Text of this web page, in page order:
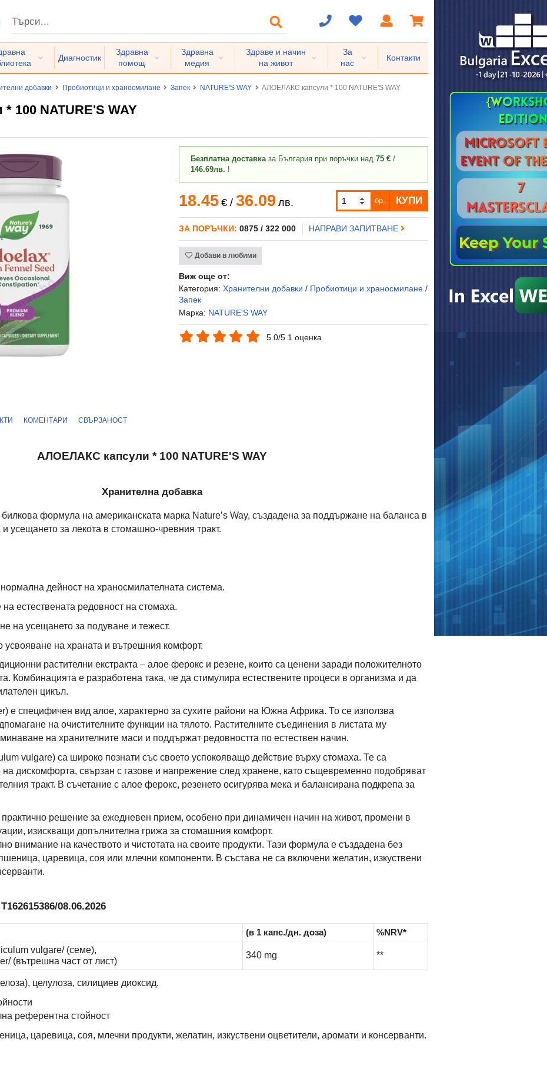
Диагностик
Здравна
помощ
Здравна
медия
Здраве и начин
на живот
За
нас
Контакти
добавки Пробиотици и храносмилане Запек NATURE'S WAY АЛОЕЛАКС капсули * 100 NATURE'S WAY
100 NATURE'S WAY
Безплатна доставказа България при поръчки над 75 € /
146.69лв. !
18.45 €/ 36.09 лв. бр. КУПИ
ЗА ПОРЪЧКИ: 0875 / 322 000 НАПРАВИ ЗАПИТВАНЕ
Добави в любими
Виж още от:
Категория:Хранителни добавки / Пробиотици и храносмилане /
Запек
Марка: NATURE'S WAY
5.0/5 1 оценка
КОМЕНТАРИ СВЪРЗАНОСТ
АЛОЕЛАКС капсули * 100 NATURE'S WAY
Хранителна добавка
формула на американската марка Nature’s Way, създадена за поддържане на баланса в
усещането за лекота в стомашно-чревния тракт.
дейност на храносмилателната система.
естествената редовност на стомаха.
на усещането за подуване и тежест.
усвояване на храната и вътрешния комфорт.
растителни екстракта – алое ферокс и резене, които са ценени заради положителното
Комбинацията е разработена така, че да стимулира естествените процеси в организма и да
цикъл.
е специфичен вид алое, характерно за сухите райони на Южна Африка. То се използва
на очистителните функции на тялото. Растителните съединения в листата му
на хранителните маси и поддържат редовността по естествен начин.
vulgare) са широко познати със своето успокояващо действие върху стомаха. Те са
дискомфорта, свързан с газове и напрежение след хранене, като същевременно подобряват
тракт. В съчетание с алое ферокс, резенето осигурява мека и балансирана подкрепа за
решение за ежедневен прием, особено при динамичен начин на живот, промени в
изискващи допълнителна грижа за стомашния комфорт.
внимание на качеството и чистотата на своите продукти. Тази формула е създадена без
царевица, соя или млечни компоненти. В състава не са включени желатин, изкуствени
08.06.2026
(в 1 капс./дн. доза)
%NRV*
vulgare/ (семе),
(вътрешна част от лист)
340 mg **
целулоза, силициев диоксид.
референтна стойност
царевица, соя, млечни продукти, желатин, изкуствени оцветители, аромати и консерванти.